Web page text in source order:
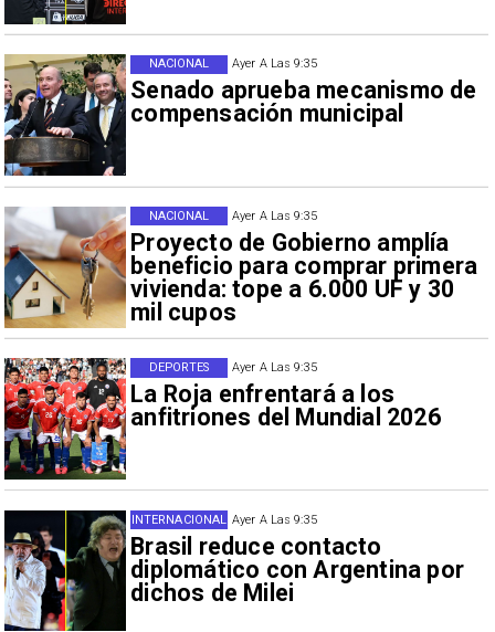
Ayer A Las 9:35
Senado aprueba mecanismo de
compensación municipal
NACIONAL
Ayer A Las 9:35
Proyecto de Gobierno amplía
beneficio para comprar primera
vivienda: tope a 6.000 UF y 30
mil cupos
NACIONAL
Ayer A Las 9:35
La Roja enfrentará a los
anfitriones del Mundial 2026
DEPORTES
Ayer A Las 9:35
Brasil reduce contacto
diplomático con Argentina por
dichos de Milei
INTERNACIONAL